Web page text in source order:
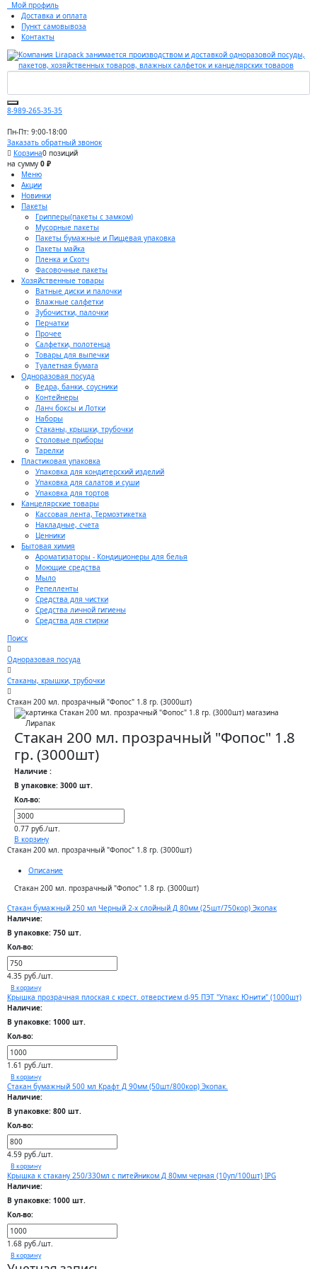
Мой профиль
Доставка и оплата
Пункт самовывоза
Контакты
8-989-265-35-35
Пн-Пт: 9:00-18:00
Заказать обратный звонок
Корзина0 позиций
на сумму 0 ₽
Меню
Акции
Новинки
Пакеты
Грипперы(пакеты с замком)
Мусорные пакеты
Пакеты бумажные и Пищевая упаковка
Пакеты майка
Пленка и Скотч
Фасовочные пакеты
Хозяйственные товары
Ватные диски и палочки
Влажные салфетки
Зубочистки, палочки
Перчатки
Прочее
Салфетки, полотенца
Товары для выпечки
Туалетная бумага
Одноразовая посуда
Ведра, банки, соусники
Контейнеры
Ланч боксы и Лотки
Наборы
Стаканы, крышки, трубочки
Столовые приборы
Тарелки
Пластиковая упаковка
Упаковка для кондитерский изделий
Упаковка для салатов и суши
Упаковка для тортов
Канцелярские товары
Кассовая лента, Термоэтикетка
Накладные, счета
Ценники
Бытовая химия
Ароматизаторы - Кондиционеры для белья
Моющие средства
Мыло
Репелленты
Средства для чистки
Средства личной гигиены
Средства для стирки
Поиск
Одноразовая посуда
Стаканы, крышки, трубочки
Стакан 200 мл. прозрачный "Фопос" 1.8 гр. (3000шт)
Стакан 200 мл. прозрачный "Фопос" 1.8
гр. (3000шт)
Наличие :
В упаковке: 3000 шт.
Кол-во:
0.77 руб./шт.
В корзину
Стакан 200 мл. прозрачный "Фопос" 1.8 гр. (3000шт)
Описание
Стакан 200 мл. прозрачный "Фопос" 1.8 гр. (3000шт)
Стакан бумажный 250 мл Черный 2-х слойный Д 80мм (25шт/750кор) Экопак
Наличие:
В упаковке: 750 шт.
Кол-во:
4.35 руб./шт.
В корзину
Крышка прозрачная плоская с крест. отверстием d-95 ПЭТ "Упакс Юнити" (1000шт)
Наличие:
В упаковке: 1000 шт.
Кол-во:
1.61 руб./шт.
В корзину
Стакан бумажный 500 мл Крафт Д 90мм (50шт/800кор) Экопак.
Наличие:
В упаковке: 800 шт.
Кол-во:
4.59 руб./шт.
В корзину
Крышка к стакану 250/330мл с питейником Д 80мм черная (10уп/100шт) IPG
Наличие:
В упаковке: 1000 шт.
Кол-во:
1.68 руб./шт.
В корзину